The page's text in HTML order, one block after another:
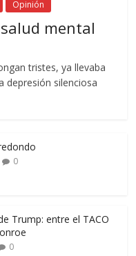
Opinión
mental
tristes, ya llevaba
depresión silenciosa
0
Trump: entre el TACO
0